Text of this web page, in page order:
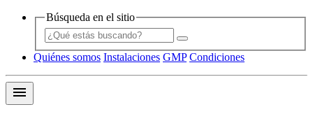
Búsqueda en el sitio
Quiénes somos Instalaciones GMP Condiciones
menu